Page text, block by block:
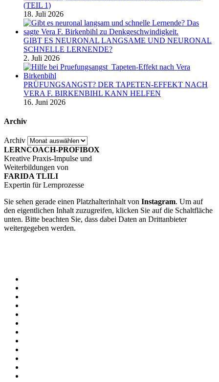
(TEIL 1)
18. Juli 2026
GIBT ES NEURONAL LANGSAME UND NEURONAL
SCHNELLE LERNENDE?
2. Juli 2026
PRÜFUNGSANGST? DER TAPETEN-EFFEKT NACH
VERA F. BIRKENBIHL KANN HELFEN
16. Juni 2026
Archiv
Archiv
LERNCOACH-PROFIBOX
Kreative Praxis-Impulse und
Weiterbildungen von
FARIDA TLILI
Expertin für Lernprozesse
Sie sehen gerade einen Platzhalterinhalt von Instagram. Um auf
den eigentlichen Inhalt zuzugreifen, klicken Sie auf die Schaltfläche
unten. Bitte beachten Sie, dass dabei Daten an Drittanbieter
weitergegeben werden.